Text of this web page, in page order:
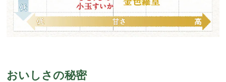
おいしさの秘密